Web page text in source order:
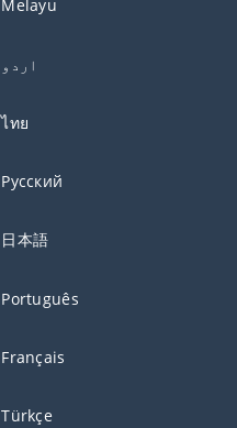
Melayu
اردو
ไทย
Русский
日本語
Português
Français
Türkçe